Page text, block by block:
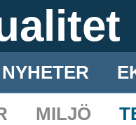
NYHETER
MILJÖ